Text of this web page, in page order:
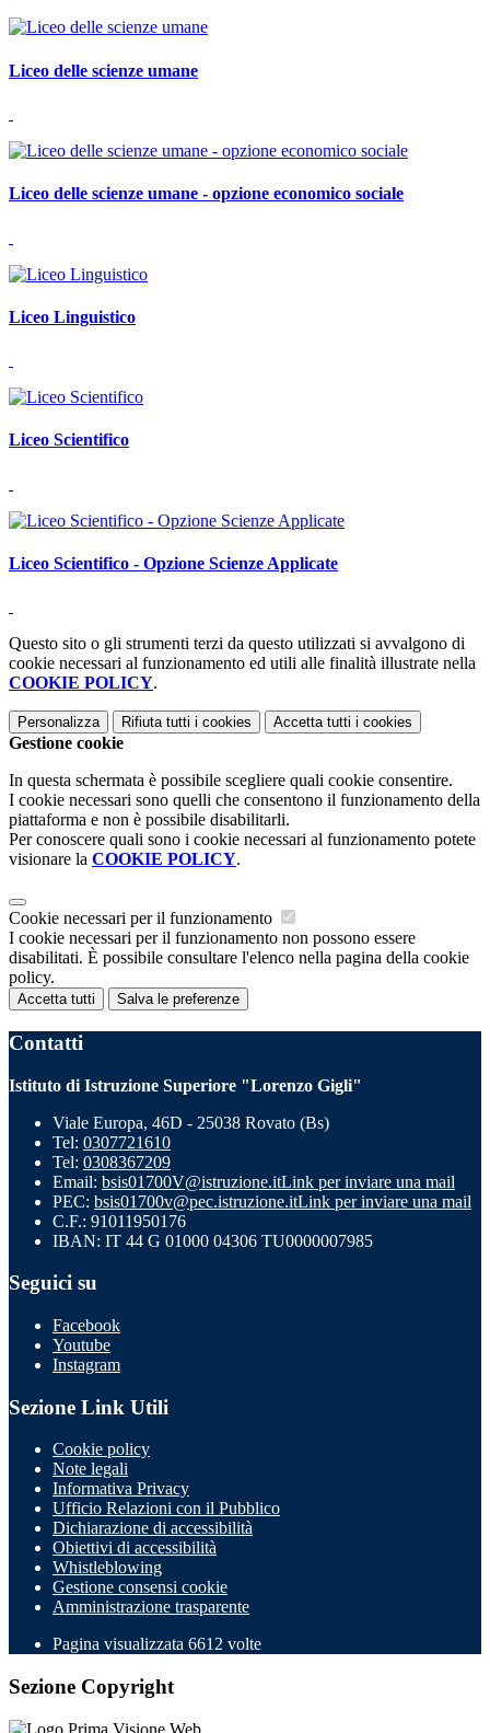
Liceo delle scienze umane
Liceo delle scienze umane - opzione economico sociale
Liceo Linguistico
Liceo Scientifico
Liceo Scientifico - Opzione Scienze Applicate
Questo sito o gli strumenti terzi da questo utilizzati si avvalgono di
cookie necessari al funzionamento ed utili alle finalità illustrate nella
COOKIE POLICY.
Personalizza Rifiuta tutti i cookies Accetta tutti i cookies
Gestione cookie
In questa schermata è possibile scegliere quali cookie consentire.
I cookie necessari sono quelli che consentono il funzionamento della
piattaforma e non è possibile disabilitarli.
Per conoscere quali sono i cookie necessari al funzionamento potete
visionare la COOKIE POLICY.
Cookie necessari per il funzionamento
I cookie necessari per il funzionamento non possono essere
disabilitati. È possibile consultare l'elenco nella pagina della cookie
policy.
Accetta tutti Salva le preferenze
Contatti
Istituto di Istruzione Superiore "Lorenzo Gigli"
Viale Europa, 46D - 25038 Rovato (Bs)
Tel: 0307721610
Tel: 0308367209
Email: bsis01700V@istruzione.itLink per inviare una mail
PEC: bsis01700v@pec.istruzione.itLink per inviare una mail
C.F.: 91011950176
IBAN: IT 44 G 01000 04306 TU0000007985
Seguici su
Facebook
Youtube
Instagram
Sezione Link Utili
Cookie policy
Note legali
Informativa Privacy
Ufficio Relazioni con il Pubblico
Dichiarazione di accessibilità
Obiettivi di accessibilità
Whistleblowing
Gestione consensi cookie
Amministrazione trasparente
Pagina visualizzata 6612 volte
Sezione Copyright